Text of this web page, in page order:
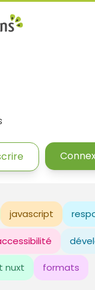
javascript
nuxt formats